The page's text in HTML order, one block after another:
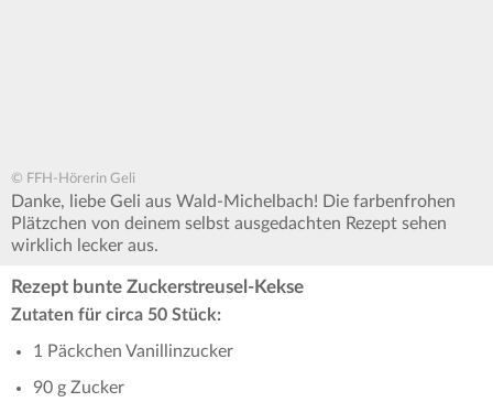
© FFH-Hörerin Geli
Danke, liebe Geli aus Wald-Michelbach! Die farbenfrohen
Plätzchen von deinem selbst ausgedachten Rezept sehen
wirklich lecker aus.
Rezept bunte Zuckerstreusel-Kekse
Zutaten für circa 50 Stück:
1 Päckchen Vanillinzucker
90 g Zucker